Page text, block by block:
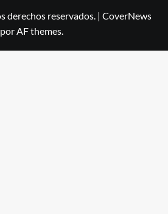
derechos reservados. | CoverNews
por AF themes.